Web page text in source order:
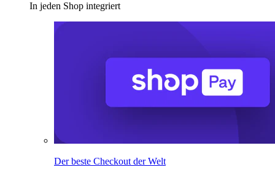
In jeden Shop integriert
Der beste Checkout der Welt